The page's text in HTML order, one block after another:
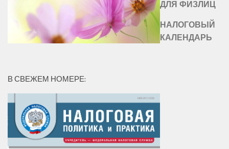
ДЛЯ ФИЗЛИЦ
НАЛОГОВЫЙ
КАЛЕНДАРЬ
В СВЕЖЕМ НОМЕРЕ: